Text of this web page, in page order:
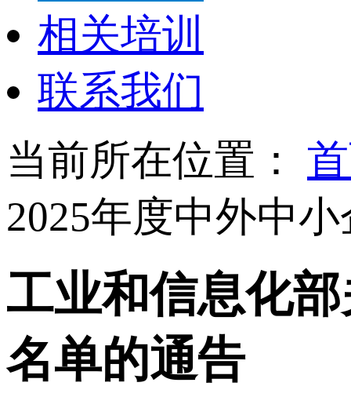
相关培训
联系我们
当前所在位置：
2025年度中外中
工业和信息化
名单的通告